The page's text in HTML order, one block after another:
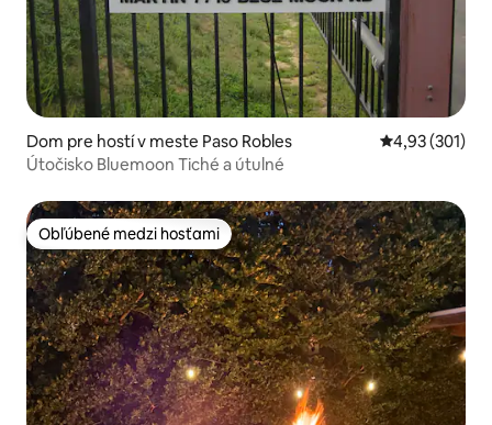
Dom pre hostí v meste Paso Robles Priemerné
4,93 (301)
Útočisko Bluemoon Tiché a útulné
Obľúbené medzi hosťami
Obľúbené medzi hosťami